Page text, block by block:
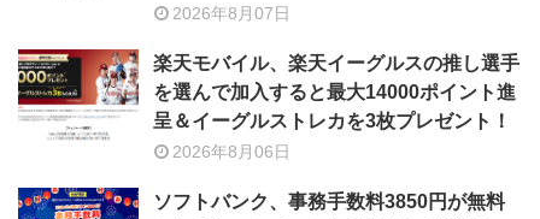
2026年8月07日
楽天モバイル、楽天イーグルスの推し選手
を選んで加入すると最大14000ポイント進
呈＆イーグルストレカを3枚プレゼント！
2026年8月06日
ソフトバンク、事務手数料3850円が無料